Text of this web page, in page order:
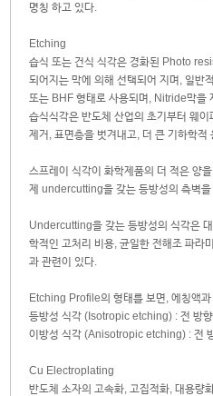
명칭 하고 있다.
Etching
습식 또는 건식 식각은 경화된 Photo
되어지는 막에 의해 선택되어 지며, 일
또는 BHF 형태로 사용되며, Nitride막
습식식각은 반도체 산업의 초기부터 웨
제거, 표면층을 벗겨내고, 더 큰 기하학
스프레이 식각이 화학제품의 더 적은 양
제 undercutting을 갖는 등방성의 측벽
Undercutting을 갖는 등방성의 식각은
학적인 고처리 비용, 균일한 전해조 파라
과 관련이 있다.
Etching Profile의 형태를 보면, 에칭액
등방성 식각 (Isotropic etching) : 전 방
이방성 식각 (Anisotropic etching) : 전
Cu Electroplating
반도체 소자의 고속화, 고집적화, 대용량